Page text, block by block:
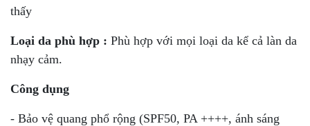
thấy
Loại da phù hợp : Phù hợp với mọi loại da kể cả làn da
nhạy cảm.
Công dụng
- Bảo vệ quang phổ rộng (SPF50, PA ++++, ánh sáng